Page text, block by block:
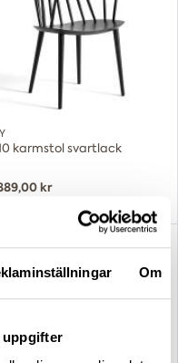
Om
uppgifter
karmstol svartlack
kr